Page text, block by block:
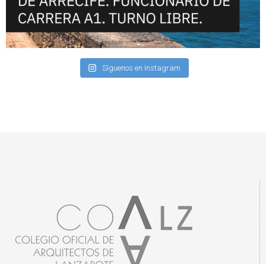
Síguenos en Instagram